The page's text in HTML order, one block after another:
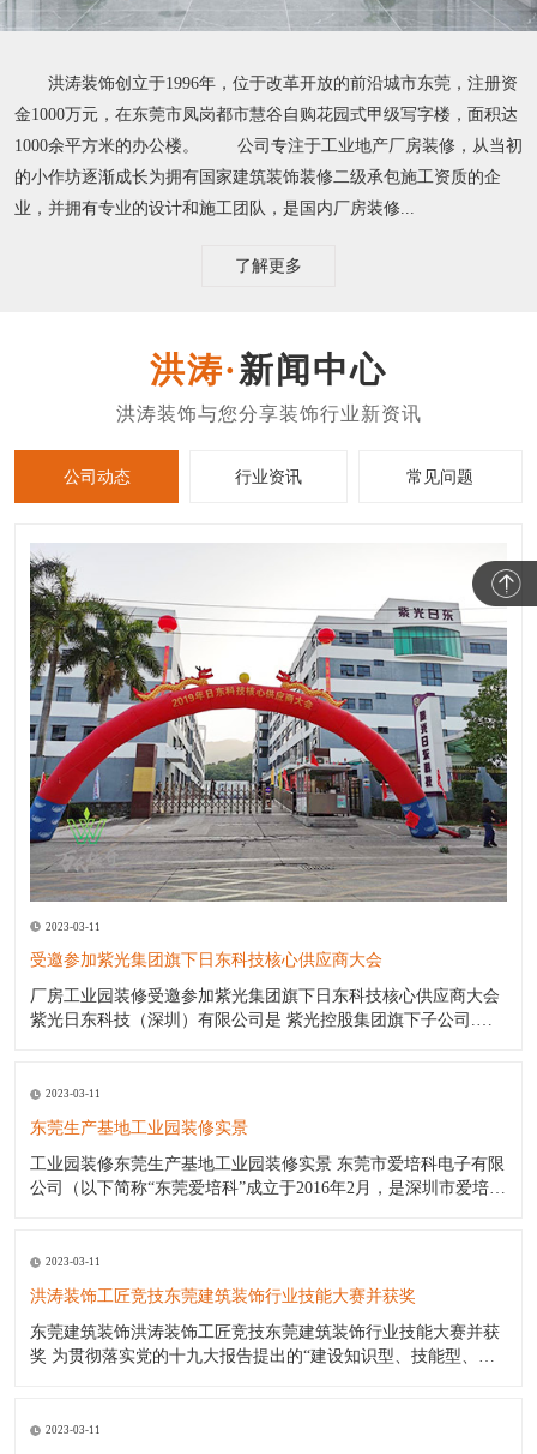
洪涛装饰创立于1996年，位于改革开放的前沿城市东莞，注册资
金1000万元，在东莞市凤岗都市慧谷自购花园式甲级写字楼，面积达
1000余平方米的办公楼。 公司专注于工业地产厂房装修，从当初
的小作坊逐渐成长为拥有国家建筑装饰装修二级承包施工资质的企
业，并拥有专业的设计和施工团队，是国内厂房装修...
了解更多
新闻中心
公司动态 行业资讯 常见问题
2023-03-11
受邀参加紫光集团旗下日东科技核心供应商大会
厂房工业园装修受邀参加紫光集团旗下日东科技核心供应商大会
紫光日东科技（深圳）有限公司是 紫光控股集团旗下子公司.日
锡机（价格优惠);日东公司波峰焊日东回流焊;日东印刷机;三星贴
片机
2023-03-11
东莞生产基地工业园装修实景
工业园装修东莞生产基地工业园装修实景 东莞市爱培科电子有限
公司（以下简称“东莞爱培科”成立于2016年2月，是深圳市爱培科
产品：GPS车载导航通讯设备产品的制造。 作为一家年轻新兴的
企
2023-03-11
洪涛装饰工匠竞技东莞建筑装饰行业技能大赛并获奖
东莞建筑装饰洪涛装饰工匠竞技东莞建筑装饰行业技能大赛并获
奖 为贯彻落实党的十九大报告提出的“建设知识型、技能型、创
精神，弘扬东莞建筑装饰文化；为东莞市建筑装饰行业广大“工
2023-03-11